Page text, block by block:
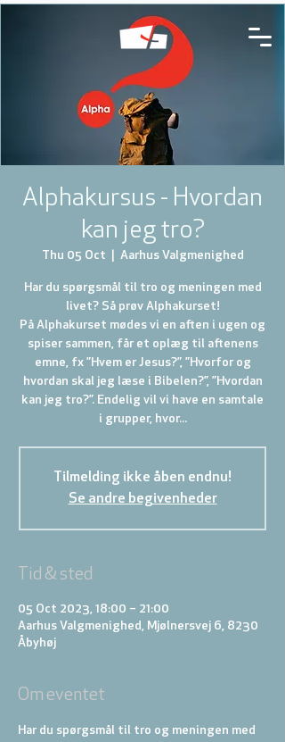
Alphakursus - Hvordan
kan jeg tro?
Thu 05 Oct Aarhus Valgmenighed
Har du spørgsmål til tro og meningen med
livet? Så prøv Alphakurset!
På Alphakurset mødes vi en aften i ugen og
spiser sammen, får et oplæg til aftenens
emne, fx ”Hvem er Jesus?”, ”Hvorfor og
hvordan skal jeg læse i Bibelen?”, ”Hvordan
kan jeg tro?”. Endelig vil vi have en samtale
i grupper, hvor...
Tilmelding ikke åben endnu!
Se andre begivenheder
Tid & sted
05 Oct 2023, 18:00 – 21:00
Aarhus Valgmenighed, Mjølnersvej 6, 8230
Åbyhøj
Om eventet
Har du spørgsmål til tro og meningen med